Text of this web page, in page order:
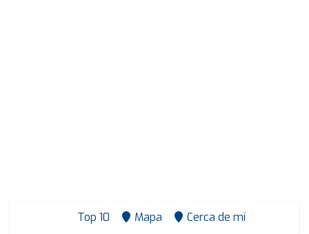
Top 10 Mapa Cerca de mí